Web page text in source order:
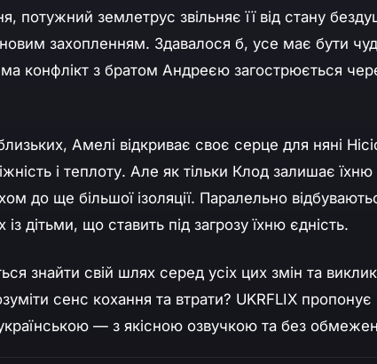
землетрус звільняє її від стану
захопленням. Здавалося б, усе має бути
конфлікт з братом Андреєю загострюється
Амелі відкриває своє серце для няні
і теплоту. Але як тільки Клод залишає
до ще більшої ізоляції. Паралельно
дітьми, що ставить під загрозу їхню єдність.
знайти свій шлях серед усіх цих змін та
сенс кохання та втрати? UKRFLIX пропонує
— з якісною озвучкою та без